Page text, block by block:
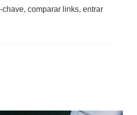
comparar links, entrar